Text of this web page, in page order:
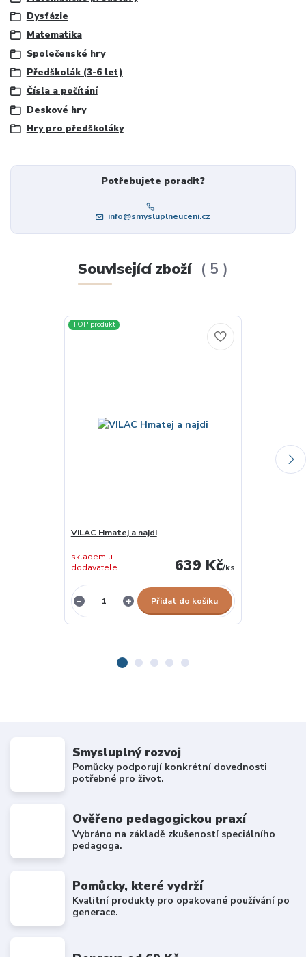
Dysfázie
Matematika
Společenské hry
Předškolák (3-6 let)
Čísla a počítání
Deskové hry
Hry pro předškoláky
Potřebujete poradit?
info@smysluplneuceni.cz
Související zboží 5
TOP produkt
VILAC Hmatej a najdi
639 Kč/ks
skladem u
dodavatele
Přidat do košíku
Smysluplný rozvoj
Pomůcky podporují konkrétní dovednosti
potřebné pro život.
Ověřeno pedagogickou praxí
Vybráno na základě zkušeností speciálního
pedagoga.
Pomůcky, které vydrží
Kvalitní produkty pro opakované používání po
generace.